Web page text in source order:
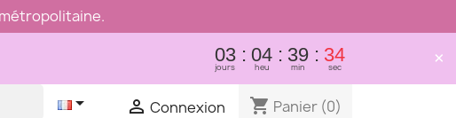
03
jours
04
heu
39
min
34
sec ×
  Connexion shopping_cart Panier (0)